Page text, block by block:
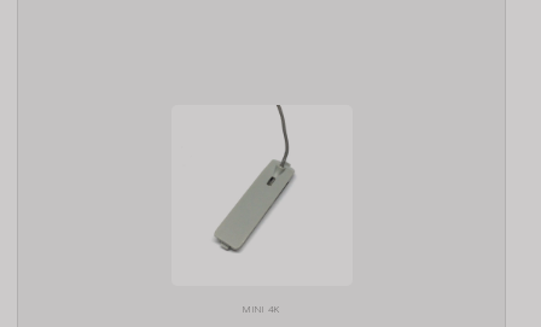
MINI 4K